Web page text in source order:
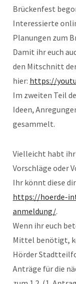
Brückenfest
Interessierte
Planungen zum
Damit ihr euch
den Mitschnitt
hier: https://
Im zweiten Teil
Ideen,
gesammelt.
Vielleicht habt ihr
Vorschläge oder
Ihr könnt diese
https://hoerde-
anmeldung/.
Wenn ihr euch
Mittel benötigt,
Hörder
Anträge für die